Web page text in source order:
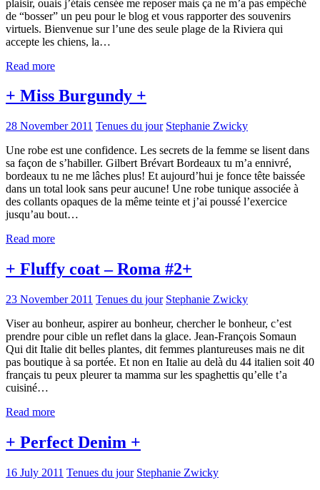
plaisir, ouais j’étais censée me reposer mais ça ne m’a pas empêché
de “bosser” un peu pour le blog et vous rapporter des souvenirs
virtuels. Bienvenue sur l’une des seule plage de la Riviera qui
accepte les chiens, la…
Read more
+ Miss Burgundy +
28 November 2011 Tenues du jour Stephanie Zwicky
Une robe est une confidence. Les secrets de la femme se lisent dans
sa façon de s’habiller. Gilbert Brévart Bordeaux tu m’a ennivré,
bordeaux tu ne me lâches plus! Et aujourd’hui je fonce tête baissée
dans un total look sans peur aucune! Une robe tunique associée à
des collants opaques de la même teinte et j’ai poussé l’exercice
jusqu’au bout…
Read more
+ Fluffy coat – Roma #2+
23 November 2011 Tenues du jour Stephanie Zwicky
Viser au bonheur, aspirer au bonheur, chercher le bonheur, c’est
prendre pour cible un reflet dans la glace. Jean-François Somaun
Qui dit Italie dit belles plantes, dit femmes plantureuses mais ne dit
pas boutique à sa portée. Et non en Italie au delà du 44 italien soit 40
français tu peux pleurer ta mamma sur les spaghettis qu’elle t’a
cuisiné…
Read more
+ Perfect Denim +
16 July 2011 Tenues du jour Stephanie Zwicky